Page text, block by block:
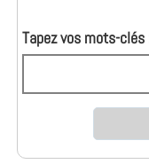
Tapez vos mots-clés